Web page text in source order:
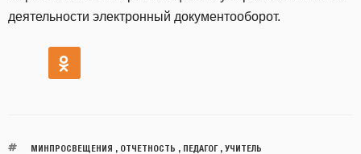
деятельности электронный документооборот.
МИНПРОСВЕЩЕНИЯ , ОТЧЕТНОСТЬ , ПЕДАГОГ, УЧИТЕЛЬ